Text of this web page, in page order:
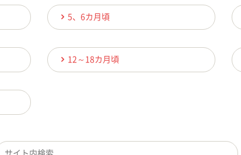
5、6カ月頃
12～18カ月頃